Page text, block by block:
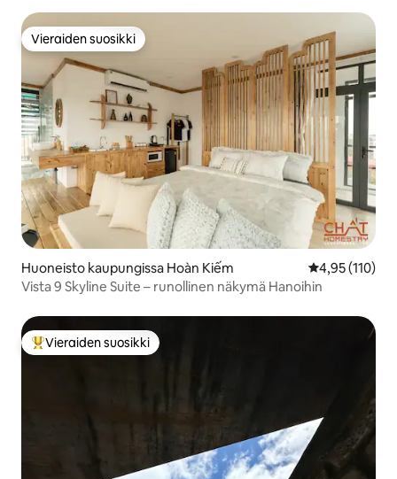
Vieraiden suosikki
Vieraiden suosikki
Huoneisto kaupungissa Hoàn Kiếm
4,95 (110)
Vista 9 Skyline Suite – runollinen näkymä Hanoihin
Vieraiden suosikkien parhaimmistoa
Vieraiden suosikki